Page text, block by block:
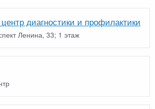
диагностики и профилактики
Ленина, 33; 1 этаж